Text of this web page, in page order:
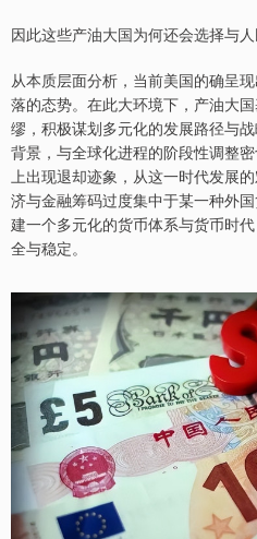
因此这些产油大国为何还会选择与
从本质层面分析，当前美国的确呈
落的态势。在此大环境下，产油大
缪，积极谋划多元化的发展路径与
背景，与全球化进程的阶段性调整
上出现退却迹象，从这一时代发展
济与金融筹码过度集中于某一种外
建一个多元化的货币体系与货币时
全与稳定。